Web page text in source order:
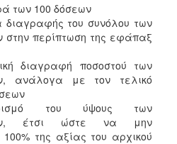
των 100 δόσεων
διαγραφής του συνόλου των
στην περίπτωση της εφάπαξ
διαγραφή ποσοστού των
ανάλογα με τον τελικό
του ύψους των
έτσι ώστε να μην
100% της αξίας του αρχικού